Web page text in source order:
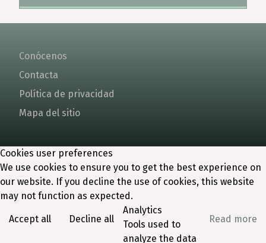
Conócenos
Contacta
Política de privacidad
Mapa del sitio
Cookies user preferences
We use cookies to ensure you to get the best experience on
our website. If you decline the use of cookies, this website
may not function as expected.
Accept all Decline all Read more
Analytics
Tools used to
analyze the data